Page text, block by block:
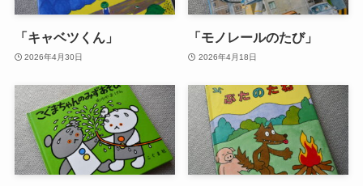
「キャベツくん」
2026年4月30日
「モノレールのたび」
2026年4月18日